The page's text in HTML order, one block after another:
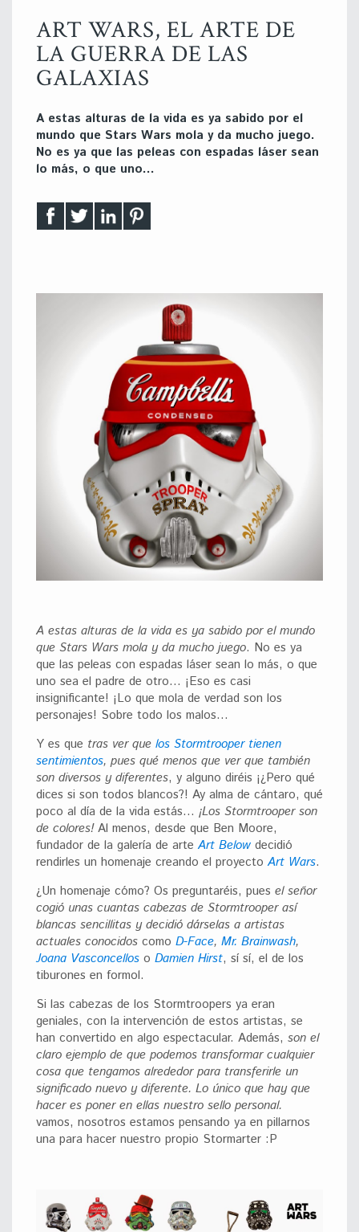
ART WARS, EL ARTE DE
LA GUERRA DE LAS
GALAXIAS
A estas alturas de la vida es ya sabido por el
mundo que Stars Wars mola y da mucho juego.
No es ya que las peleas con espadas láser sean
lo más, o que uno…
A estas alturas de la vida es ya sabido por el mundo
que Stars Wars mola y da mucho juego. No es ya
que las peleas con espadas láser sean lo más, o que
uno sea el padre de otro… ¡Eso es casi
insignificante! ¡Lo que mola de verdad son los
personajes! Sobre todo los malos…
Y es que tras ver que los Stormtrooper tienen
sentimientos, pues qué menos que ver que también
son diversos y diferentes, y alguno diréis ¡¿Pero qué
dices si son todos blancos?! Ay alma de cántaro, qué
poco al día de la vida estás… ¡Los Stormtrooper son
de colores!Al menos, desde que Ben Moore,
fundador de la galería de arteArt Below decidió
rendirles un homenaje creando el proyectoArt Wars.
¿Un homenaje cómo? Os preguntaréis, pues el señor
cogió unas cuantas cabezas de Stormtrooper así
blancas sencillitas y decidió dárselas a artistas
actuales conocidos como D-Face, Mr. Brainwash,
Joana Vasconcellos o Damien Hirst, sí sí, el de los
tiburones en formol.
Si las cabezas de los Stormtroopers ya eran
geniales, con la intervención de estos artistas, se
han convertido en algo espectacular. Además, son el
claro ejemplo de que podemos transformar cualquier
cosa que tengamos alrededor para transferirle un
significado nuevo y diferente. Lo único que hay que
hacer es poner en ellas nuestro sello personal.
vamos, nosotros estamos pensando ya en pillarnos
una para hacer nuestro propio Stormarter :P